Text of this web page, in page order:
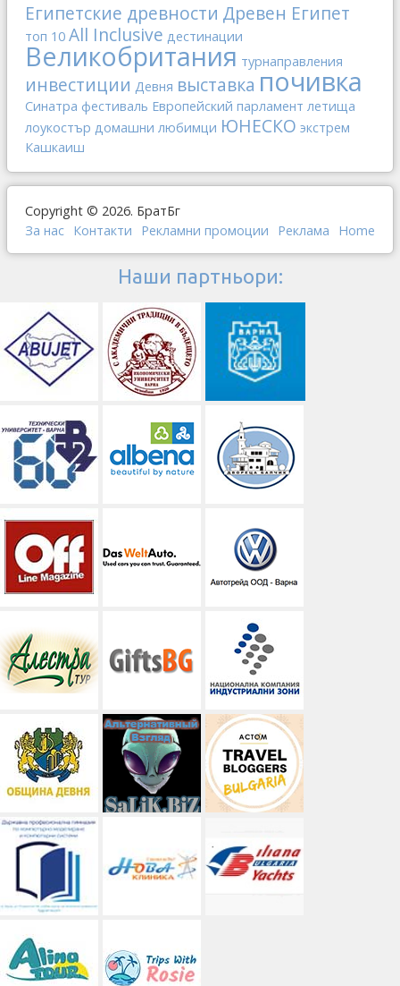
Египетские древности Древен Египет
топ 10 All Inclusive дестинации
Великобритания турнаправления
инвестиции Девня выставка почивка
Синатра фестиваль Европейский парламент летища
лоукостър домашни любимци ЮНЕСКО экстрем
Кашкаиш
Copyright © 2026. БратБг
За нас Контакти Рекламни промоции Реклама Home
Наши партньори: